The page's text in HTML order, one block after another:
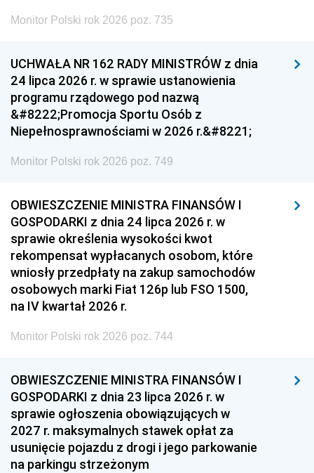
Monitor Polski rok 2026 poz. 735
UCHWAŁA NR 162 RADY MINISTRÓW z dnia
24 lipca 2026 r. w sprawie ustanowienia
programu rządowego pod nazwą
&#8222;Promocja Sportu Osób z
Niepełnosprawnościami w 2026 r.&#8221;
Monitor Polski rok 2026 poz. 749
OBWIESZCZENIE MINISTRA FINANSÓW I
GOSPODARKI z dnia 24 lipca 2026 r. w
sprawie określenia wysokości kwot
rekompensat wypłacanych osobom, które
wniosły przedpłaty na zakup samochodów
osobowych marki Fiat 126p lub FSO 1500,
na IV kwartał 2026 r.
Monitor Polski rok 2026 poz. 744
OBWIESZCZENIE MINISTRA FINANSÓW I
GOSPODARKI z dnia 23 lipca 2026 r. w
sprawie ogłoszenia obowiązujących w
2027 r. maksymalnych stawek opłat za
usunięcie pojazdu z drogi i jego parkowanie
na parkingu strzeżonym